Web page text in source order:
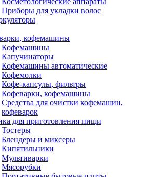
Приборы для укладки волос
кофемашины
Кофемашины
Капучинаторы
Кофемашины автоматические
Кофемолки
Кофе-капсулы, фильтры
Кофеварки, кофемашины
Средства для очистки кофемашин,
кофеварок
для приготовления пищи
Тостеры
Блендеры и миксеры
Кипятильники
Мультиварки
Мясорубки